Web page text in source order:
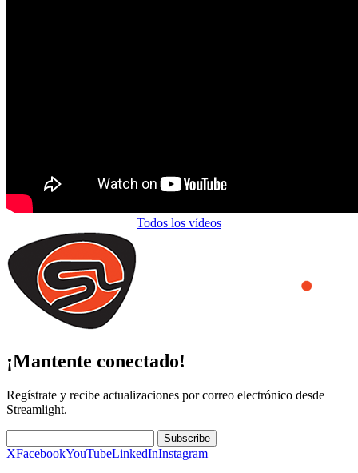
Todos los vídeos
¡Mantente conectado!
Regístrate y recibe actualizaciones por correo electrónico desde
Streamlight.
Subscribe
XFacebookYouTubeLinkedInInstagram